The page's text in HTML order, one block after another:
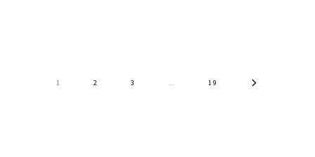
1 2 3 … 19